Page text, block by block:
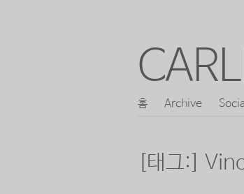
콘
로
홈 Archive
[태그:]